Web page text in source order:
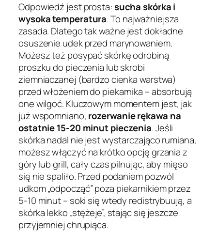
Odpowiedź jest prosta:sucha skórka i
wysoka temperatura. To najważniejsza
zasada. Dlatego tak ważne jest dokładne
osuszenie udek przed marynowaniem.
Możesz też posypać skórkę odrobiną
proszku do pieczenia lub skrobi
ziemniaczanej (bardzo cienka warstwa)
przed włożeniem do piekarnika – absorbują
one wilgoć. Kluczowym momentem jest, jak
już wspomniano, rozerwanie rękawa na
ostatnie 15-20 minut pieczenia. Jeśli
skórka nadal nie jest wystarczająco rumiana,
możesz włączyć na krótko opcję grzania z
góry lub grill, cały czas pilnując, aby mięso
się nie spaliło. Przed podaniem pozwól
udkom „odpocząć” poza piekarnikiem przez
5-10 minut – soki się wtedy redistrybuują, a
skórka lekko „stężeje”, stając się jeszcze
przyjemniej chrupiąca.